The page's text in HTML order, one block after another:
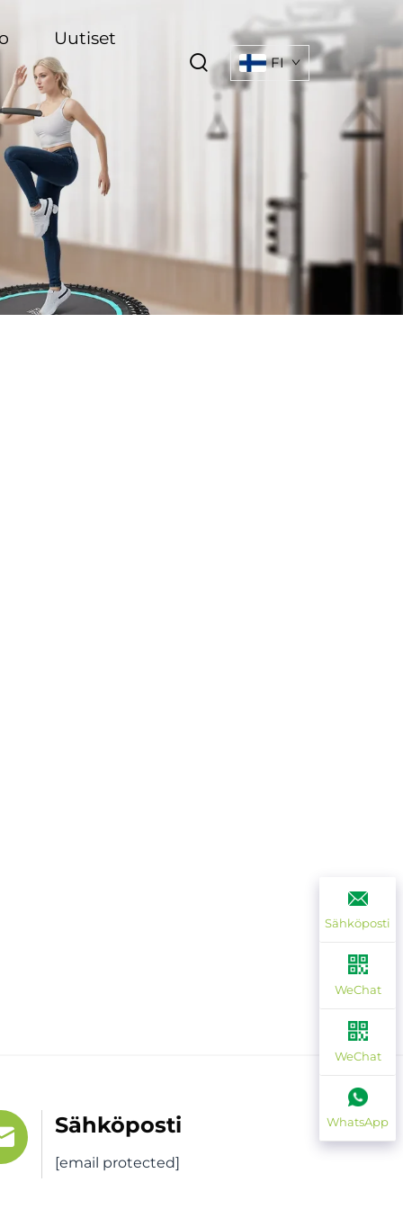
Uutiset
FI
Sähköposti
WeChat
WeChat
WhatsApp
Sähköposti
[email protected]